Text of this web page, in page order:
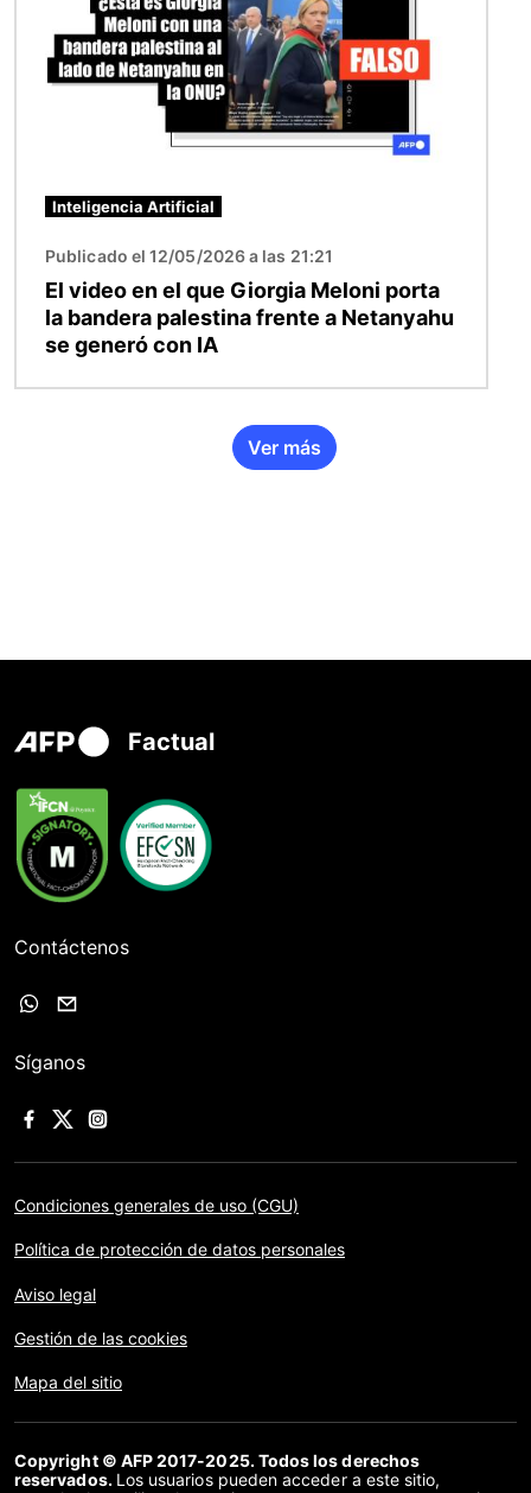
Inteligencia Artificial
Publicado el 12/05/2026 a las 21:21
El video en el que Giorgia Meloni porta
la bandera palestina frente a Netanyahu
se generó con IA
Ver más
Factual
Contáctenos
Síganos
Condiciones generales de uso (CGU)
Política de protección de datos personales
Aviso legal
Gestión de las cookies
Mapa del sitio
Copyright © AFP 2017-2025. Todos los derechos
reservados. Los usuarios pueden acceder a este sitio,